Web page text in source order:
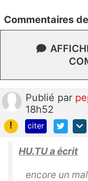
Commentaires
Publié par
18h52
!
citer
HU.TU a écrit
encore un